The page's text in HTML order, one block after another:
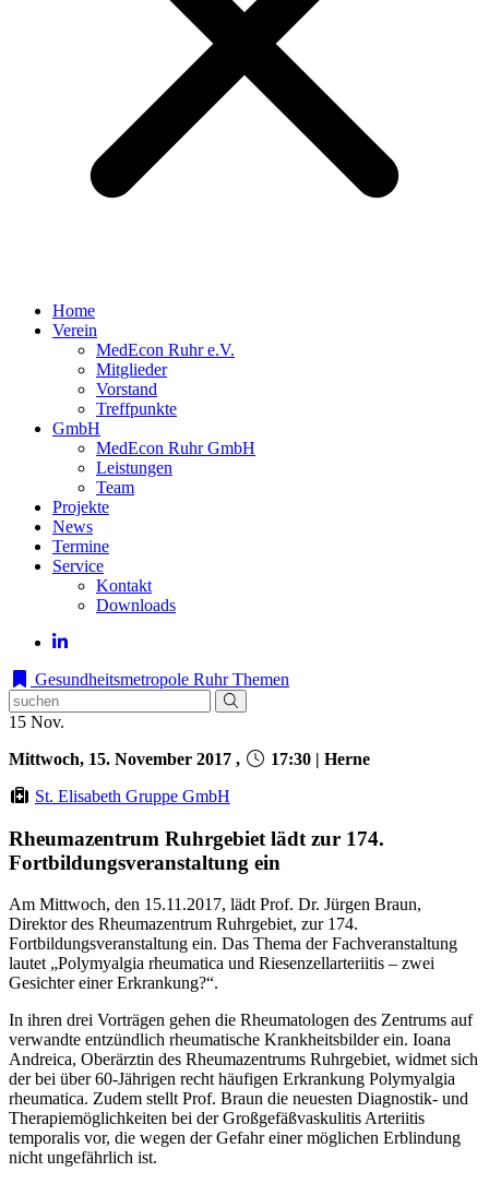
Home
Verein
MedEcon Ruhr e.V.
Mitglieder
Vorstand
Treffpunkte
GmbH
MedEcon Ruhr GmbH
Leistungen
Team
Projekte
News
Termine
Service
Kontakt
Downloads
Gesundheitsmetropole Ruhr Themen
15 Nov.
Mittwoch, 15. November 2017 ,
17:30 | Herne
St. Elisabeth Gruppe GmbH
Rheumazentrum Ruhrgebiet lädt zur 174.
Fortbildungsveranstaltung ein
Am Mittwoch, den 15.11.2017, lädt Prof. Dr. Jürgen Braun,
Direktor des Rheumazentrum Ruhrgebiet, zur 174.
Fortbildungsveranstaltung ein. Das Thema der Fachveranstaltung
lautet „Polymyalgia rheumatica und Riesenzellarteriitis – zwei
Gesichter einer Erkrankung?“.
In ihren drei Vorträgen gehen die Rheumatologen des Zentrums auf
verwandte entzündlich rheumatische Krankheitsbilder ein. Ioana
Andreica, Oberärztin des Rheumazentrums Ruhrgebiet, widmet sich
der bei über 60-Jährigen recht häufigen Erkrankung Polymyalgia
rheumatica. Zudem stellt Prof. Braun die neuesten Diagnostik- und
Therapiemöglichkeiten bei der Großgefäßvaskulitis Arteriitis
temporalis vor, die wegen der Gefahr einer möglichen Erblindung
nicht ungefährlich ist.